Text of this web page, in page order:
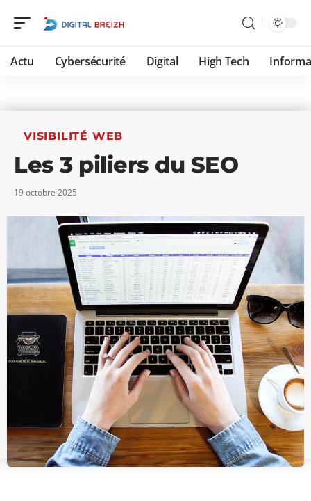
Actu Cybersécurité Digital High Tech
VISIBILITÉ WEB
Les 3 piliers du SEO
19 octobre 2025